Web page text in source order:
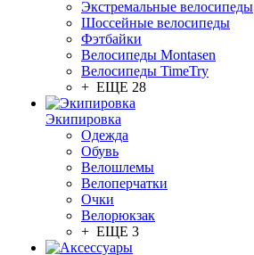
Экстремальные велосипеды
Шоссейные велосипеды
Фэтбайки
Велосипеды Montasen
Велосипеды TimeTry
+ ЕЩЕ 28
Экипировка
Одежда
Обувь
Велошлемы
Велоперчатки
Очки
Велорюкзак
+ ЕЩЕ 3